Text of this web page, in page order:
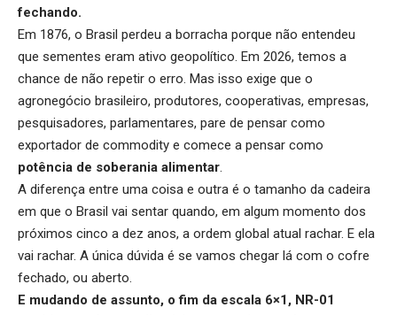
fechando.
Em 1876, o Brasil perdeu a borracha porque não entendeu
que sementes eram ativo geopolítico. Em 2026, temos a
chance de não repetir o erro. Mas isso exige que o
agronegócio brasileiro, produtores, cooperativas, empresas,
pesquisadores, parlamentares, pare de pensar como
exportador de commodity e comece a pensar como
potência de soberania alimentar.
A diferença entre uma coisa e outra é o tamanho da cadeira
em que o Brasil vai sentar quando, em algum momento dos
próximos cinco a dez anos, a ordem global atual rachar. E ela
vai rachar. A única dúvida é se vamos chegar lá com o cofre
fechado, ou aberto.
E mudando de assunto, ofim da escala 6×1, NR-01